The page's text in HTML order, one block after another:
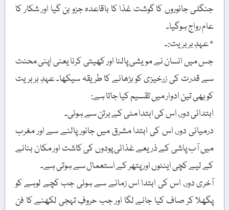
جنگلی جانوروں کا گوشت غذا کا باقاعدہ جزو بن گیا اور شکار کا
عام رواج ہوگیا۔
٭ عہدِ بربریت:۔
جس میں انسان نے مویشی پالنا اور کھیتی کرنا یعنی اپنی محنت
سے قدرت کی زرخیزی کو بڑھانے کا طریقہ سیکھا۔ عہدِ بربریت
کو بھی تین ادوار میں تقسیم کیا جاتا ہے:
ابتدائی دور، اس کی ابتدا مٹی کے برتن سے ہوئی۔
درمیانی دور، اس کی ابتدا مشرق میں جانور پالنے سے اور مغرب
میں آب پاشی کے ذریعے غذائی پودوں کی کاشت اور مکان بنانے
کے لیے کچی اینٹوں اور پتھر کے استعمال سے ہوتی ہے۔
آخری دور، اس کی ابتدا اس زمانے سے ہوئی جب کچے لوہے کو
پگھلا کر صاف کیا جانے لگا اور جب حروفِ تہجی لکھنے کا فن